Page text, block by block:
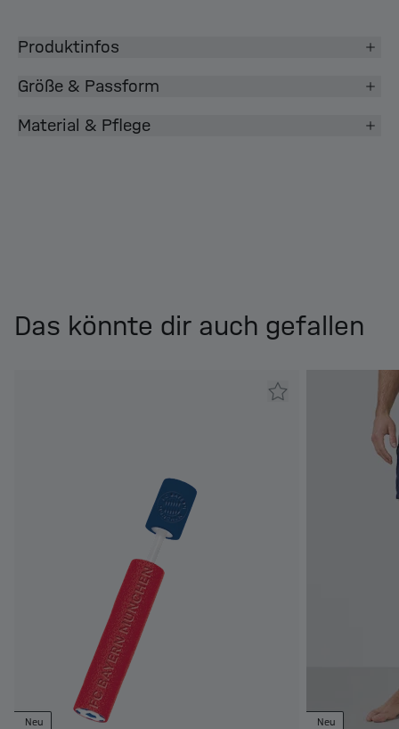
Produktinfos
Größe & Passform
Material & Pflege
Das könnte dir auch gefallen
Neu Neu